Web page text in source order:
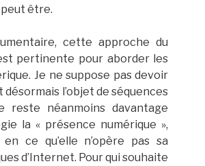
peut être.
cette approche du
pertinente pour aborder les
Je ne suppose pas devoir
l’objet de séquences
reste néanmoins davantage
la « présence numérique »,
ce qu’elle n’opère pas sa
d’Internet. Pour qui souhaite